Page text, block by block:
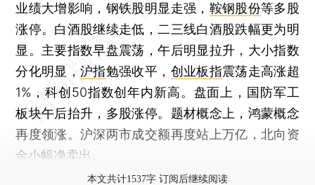
业绩大增影响，钢铁股明显走强， 鞍钢股份等多股
涨停。白酒股继续走低，二三线白酒股跌幅更为明
显。主要指数早盘震荡，午后明显拉升，大小指数
分化明显，沪指勉强收平， 创业板指震荡走高涨超
1%，科创50指数创年内新高。盘面上，国防军工
板块午后抬升，多股涨停。题材概念上，鸿蒙概念
再度领涨。沪深两市成交额再度站上万亿，北向资
金小幅净卖出。
本文共计1537字 订阅后继续阅读